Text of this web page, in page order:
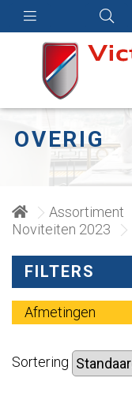
OVERIG
Assortiment
Noviteiten 2023
FILTERS
Afmetingen
Sortering